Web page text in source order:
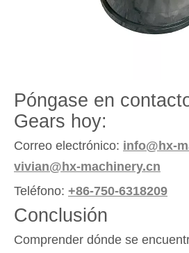
Póngase en
Gears hoy:
Correo electrónico: info@hx-
vivian@hx-machinery.cn
Teléfono: +86-750-6318209
Conclusión
Comprender dónde se